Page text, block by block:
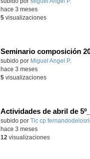
hace 3 meses
5visualizaciones
Contenido educativo.
subido por Miguel Angel P.
hace 3 meses
5visualizaciones
Contenido educativo.
subido por Tic cp
hace 3 meses
12 visualizaciones